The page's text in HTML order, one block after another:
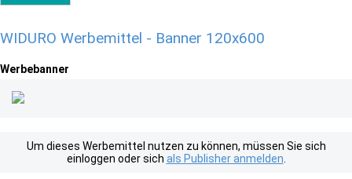
WIDURO Werbemittel - Banner 120x600
Werbebanner
Um dieses Werbemittel nutzen zu können, müssen Sie sich
einloggen oder sich als Publisher anmelden